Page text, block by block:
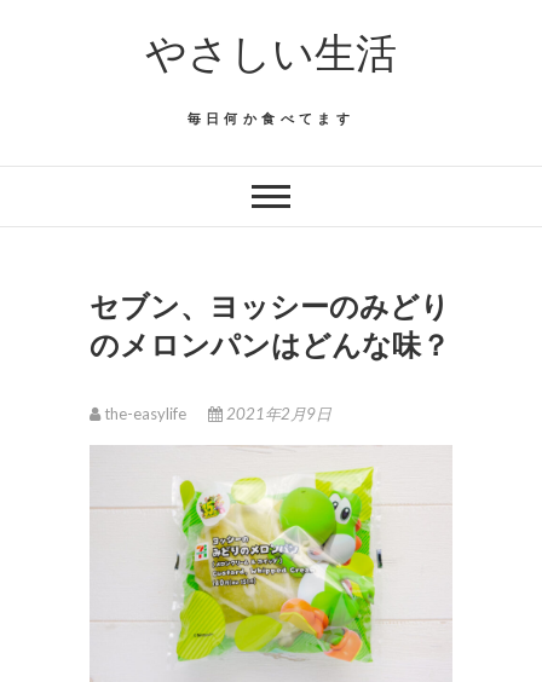
やさしい生活
毎日何か食べてます
セブン、ヨッシーのみどり
のメロンパンはどんな味？
the-easylife 2021年2月9日